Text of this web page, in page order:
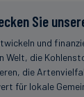
Sie
und
Welt, die
die
für lokale